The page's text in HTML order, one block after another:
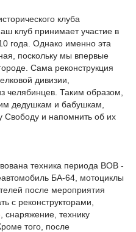
клуба
клуб принимает участие в
года. Однако именно эта
поскольку мы впервые
Сама реконструкция
дивизии,
челябинцев. Таким образом,
дедушкам и бабушкам,
и напомнить об их
техника периода ВОВ -
БА-64, мотоциклы
после мероприятия
с реконструкторами,
, снаряжение, технику
того, после